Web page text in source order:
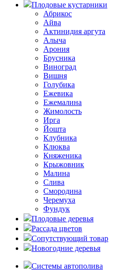
Плодовые кустарники
Абрикос
Айва
Актинидия аргута
Алыча
Арония
Брусника
Виноград
Вишня
Голубика
Ежевика
Ежемалина
Жимолость
Ирга
Йошта
Клубника
Клюква
Княженика
Крыжовник
Малина
Слива
Смородина
Черемуха
Фундук
Плодовые деревья
Рассада цветов
Сопутствующий товар
Новогодние деревья
Системы автополива